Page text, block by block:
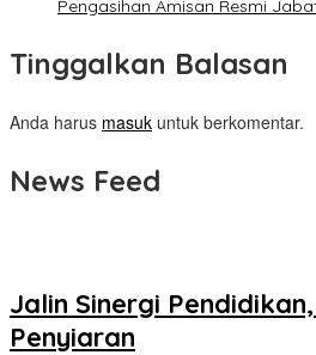
Pengasihan Amisan Resmi
Tinggalkan Balasan
Anda harus masuk untuk berkomentar.
News Feed
Jalin Sinergi
Penyiaran